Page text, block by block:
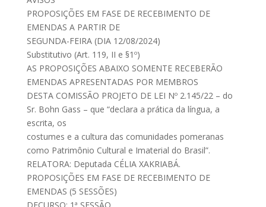
PROPOSIÇÕES EM FASE DE RECEBIMENTO DE
EMENDAS A PARTIR DE
SEGUNDA-FEIRA (DIA 12/08/2024)
Substitutivo (Art. 119, II e §1º)
AS PROPOSIÇÕES ABAIXO SOMENTE RECEBERÃO
EMENDAS APRESENTADAS POR MEMBROS
DESTA COMISSÃO PROJETO DE LEI Nº 2.145/22 – do
Sr. Bohn Gass – que “declara a prática da língua, a
escrita, os
costumes e a cultura das comunidades pomeranas
como Patrimônio Cultural e Imaterial do Brasil”.
RELATORA: Deputada CÉLIA XAKRIABÁ.
PROPOSIÇÕES EM FASE DE RECEBIMENTO DE
EMENDAS (5 SESSÕES)